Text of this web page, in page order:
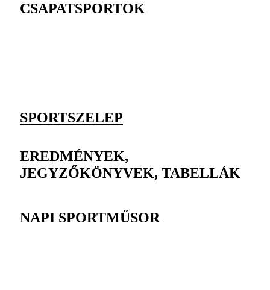
CSAPATSPORTOK
SPORTSZELEP
EREDMÉNYEK,
JEGYZŐKÖNYVEK, TABELLÁK
NAPI SPORTMŰSOR